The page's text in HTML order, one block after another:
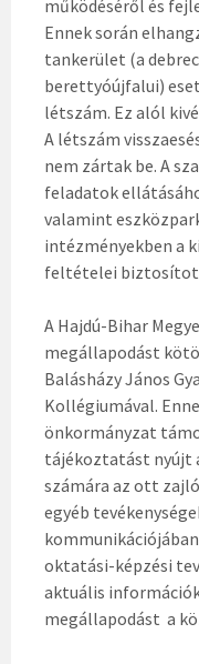
működéséről és
Ennek során
tankerület (a
berettyóújfalui)
létszám. Ez alól
A létszám
nem zártak be. A
feladatok
valamint
intézményekben a
feltételei
A Hajdú-Bihar
megállapodást
Balásházy János
Kollégiumával.
önkormányzat
tájékoztatást nyújt
számára az ott
egyéb
oktatási-képzési
aktuális
megállapodást a